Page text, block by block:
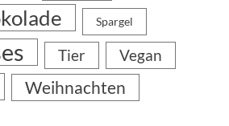
Spargel
Tier Vegan
Weihnachten